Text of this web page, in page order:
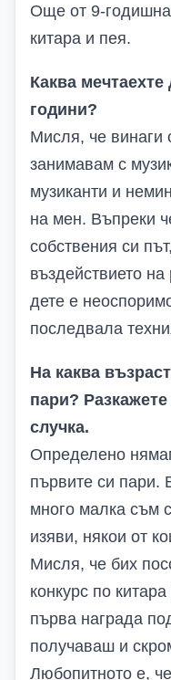
Още от 9-годишна
китара и пея.
Каква мечтаехте
години?
Мисля, че винаги
занимавам с
музиканти и
на мен. Въпреки
собствения си
въздействието
дете е
последвала
На каква
пари?
случка.
Определено
първите си
много малка съм
изяви, някои от
Мисля, че бих
конкурс по
първа награда
получаваш и
Любопитното е,